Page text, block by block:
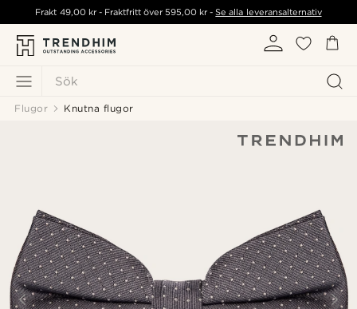
Sök
Frakt 49,00 kr- Fraktfritt över595,00 kr -Se alla leveransalternativ
Flugor Knutna flugor